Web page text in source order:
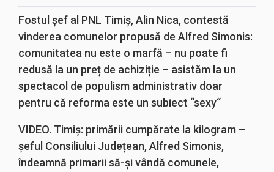
Fostul șef al PNL Timiș, Alin Nica, contestă
vinderea comunelor propusă de Alfred Simonis:
comunitatea nu este o marfă – nu poate fi
redusă la un preț de achiziție – asistăm la un
spectacol de populism administrativ doar
pentru că reforma este un subiect “sexy“
VIDEO. Timiș: primării cumpărate la kilogram –
șeful Consiliului Județean, Alfred Simonis,
îndeamnă primarii să-și vândă comunele,